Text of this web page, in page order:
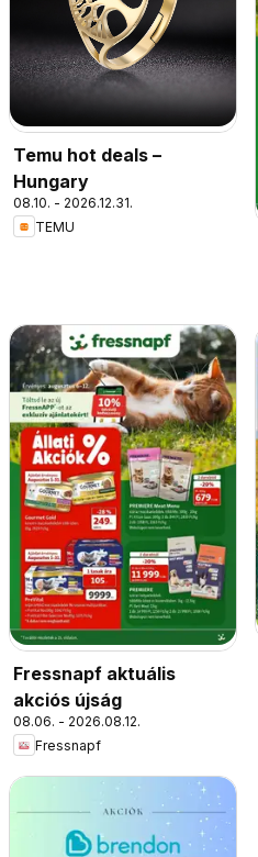
Temu hot deals –
Hungary
08.10. - 2026.12.31.
TEMU
Fressnapf aktuális
akciós újság
08.06. - 2026.08.12.
Fressnapf